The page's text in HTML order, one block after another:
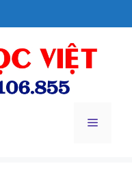
Menu